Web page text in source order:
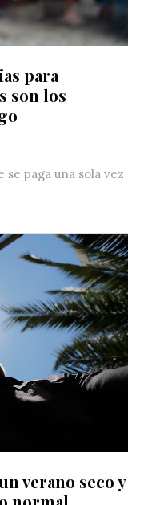
para
son los
paga una sola vez
verano seco y